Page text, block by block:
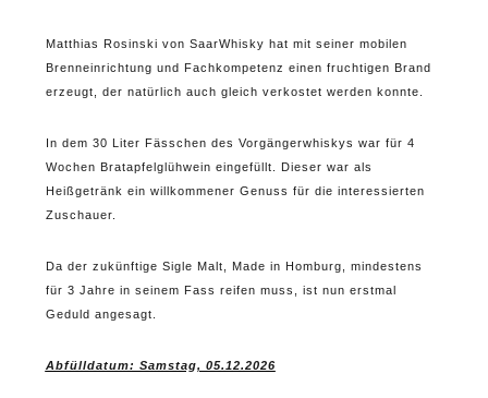
Matthias Rosinski von SaarWhisky hat mit seiner mobilen
Brenneinrichtung und Fachkompetenz einen fruchtigen Brand
erzeugt, der natürlich auch gleich verkostet werden konnte.
In dem 30 Liter Fässchen des Vorgängerwhiskys war für 4
Wochen Bratapfelglühwein eingefüllt. Dieser war als
Heißgetränk ein willkommener Genuss für die interessierten
Zuschauer.
Da der zukünftige Sigle Malt, Made in Homburg, mindestens
für 3 Jahre in seinem Fass reifen muss, ist nun erstmal
Geduld angesagt.
Abfülldatum: Samstag, 05.12.2026